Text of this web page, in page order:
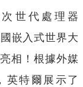
世代處理器
嵌入式世界大
相！根據外媒
英特爾展示了